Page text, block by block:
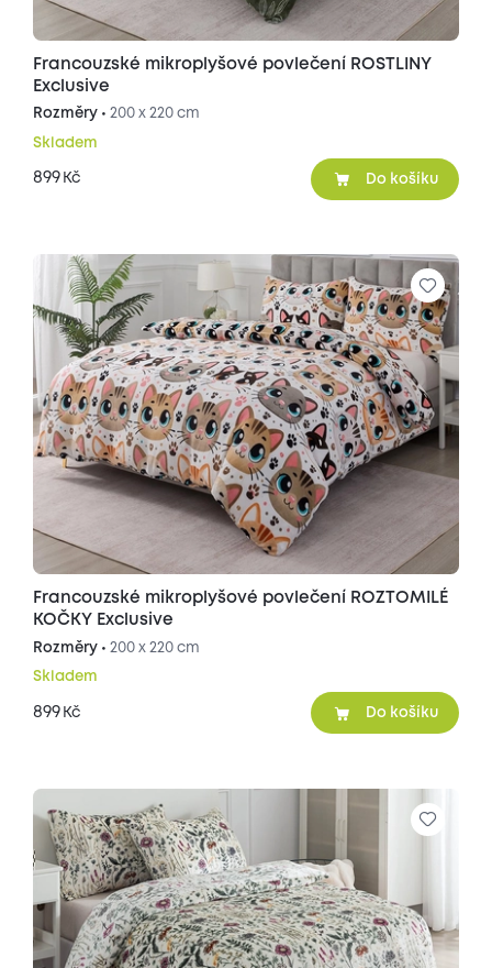
Francouzské mikroplyšové povlečení ROSTLINY
Exclusive
Rozměry • 200 x 220 cm
Skladem
899 Kč Do košíku
Francouzské mikroplyšové povlečení ROZTOMILÉ
KOČKY Exclusive
Rozměry • 200 x 220 cm
Skladem
899 Kč Do košíku